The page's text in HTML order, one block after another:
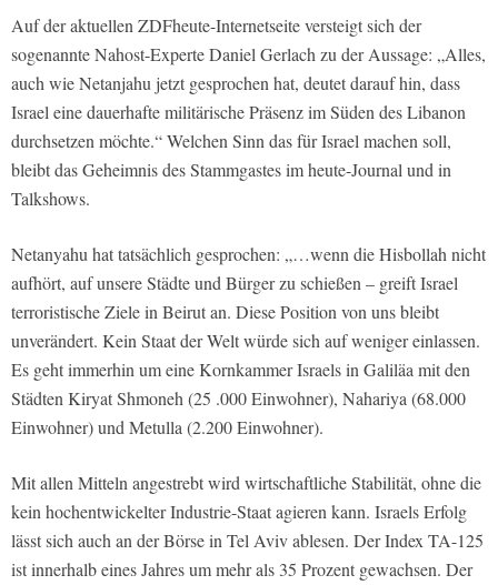
Auf der aktuellen ZDFheute-Internetseite versteigt sich der
sogenannte Nahost-Experte Daniel Gerlach zu der Aussage: „Alles,
auch wie Netanjahu jetzt gesprochen hat, deutet darauf hin, dass
Israel eine dauerhafte militärische Präsenz im Süden des Libanon
durchsetzen möchte.“ Welchen Sinn das für Israel machen soll,
bleibt das Geheimnis des Stammgastes im heute-Journal und in
Talkshows.
Netanyahu hat tatsächlich gesprochen: „…wenn die Hisbollah nicht
aufhört, auf unsere Städte und Bürger zu schießen – greift Israel
terroristische Ziele in Beirut an. Diese Position von uns bleibt
unverändert. Kein Staat der Welt würde sich auf weniger einlassen.
Es geht immerhin um eine Kornkammer Israels in Galiläa mit den
Städten Kiryat Shmoneh (25 .000 Einwohner), Nahariya (68.000
Einwohner) und Metulla (2.200 Einwohner).
Mit allen Mitteln angestrebt wird wirtschaftliche Stabilität, ohne die
kein hochentwickelter Industrie-Staat agieren kann. Israels Erfolg
lässt sich auch an der Börse in Tel Aviv ablesen. Der Index TA-125
ist innerhalb eines Jahres um mehr als 35 Prozent gewachsen. Der